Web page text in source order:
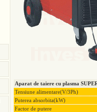
Aparat de taiere cu plasma
Tensiune alimentare(V/3Ph)
Puterea absorbita(kW)
Factor de putere